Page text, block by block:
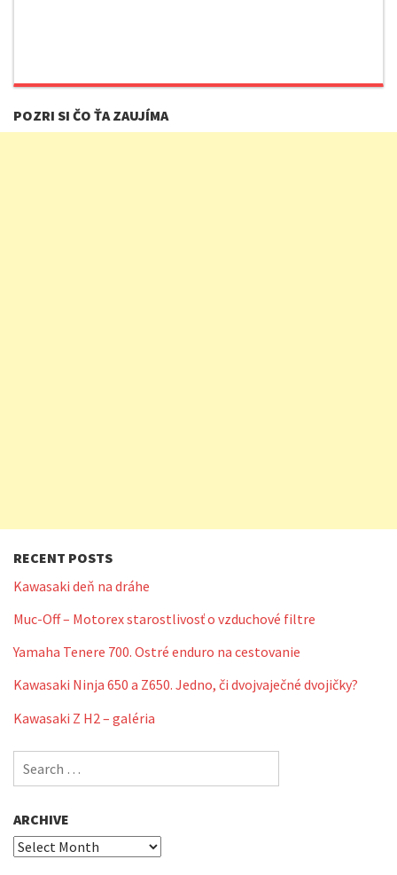
POZRI SI ČO ŤA ZAUJÍMA
RECENT POSTS
Kawasaki deň na dráhe
Muc-Off – Motorex starostlivosť o vzduchové filtre
Yamaha Tenere 700. Ostré enduro na cestovanie
Kawasaki Ninja 650 a Z650. Jedno, či dvojvaječné dvojičky?
Kawasaki Z H2 – galéria
Search
for:
ARCHIVE
Archive